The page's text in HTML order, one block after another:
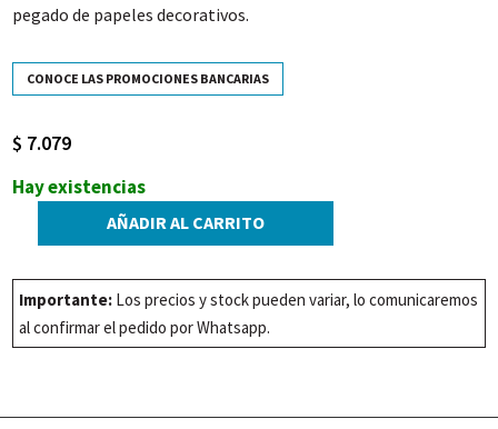
pegado de papeles decorativos.
CONOCE LAS PROMOCIONES BANCARIAS
$ 7.079
Hay existencias
Kg
AÑADIR AL CARRITO
Importante: Los precios y stock pueden variar, lo comunicaremos
al confirmar el pedido por Whatsapp.